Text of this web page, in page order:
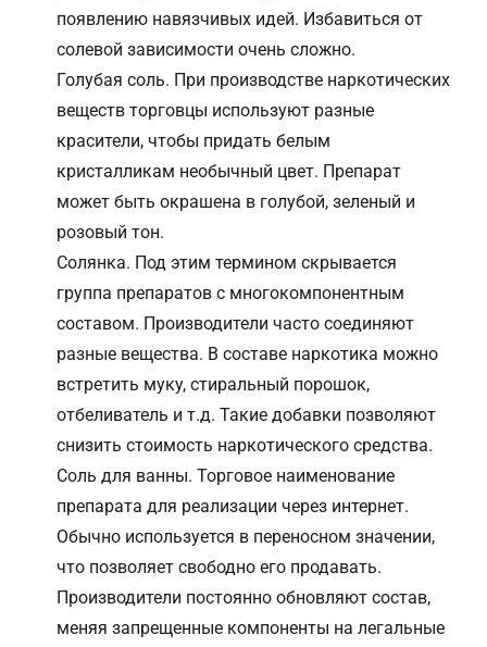
появлению навязчивых идей. Избавиться от
солевой зависимости очень сложно.
Голубая соль. При производстве наркотических
веществ торговцы используют разные
красители, чтобы придать белым
кристалликам необычный цвет. Препарат
может быть окрашена в голубой, зеленый и
розовый тон.
Солянка. Под этим термином скрывается
группа препаратов с многокомпонентным
составом. Производители часто соединяют
разные вещества. В составе наркотика можно
встретить муку, стиральный порошок,
отбеливатель и т.д. Такие добавки позволяют
снизить стоимость наркотического средства.
Соль для ванны. Торговое наименование
препарата для реализации через интернет.
Обычно используется в переносном значении,
что позволяет свободно его продавать.
Производители постоянно обновляют состав,
меняя запрещенные компоненты на легальные